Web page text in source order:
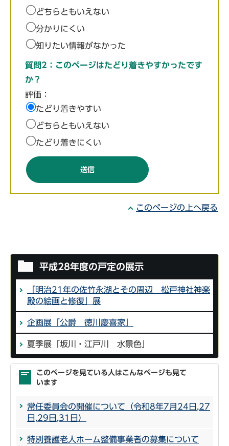
どちらともいえない
分かりにくい
知りたい情報がなかった
質問2：このページはたどり着きやすかったです
か？
評価：
たどり着きやすい
どちらともいえない
たどり着きにくい
このページの上へ戻る
平成28年度の戸定の展示
「明治21年の佐竹永湖とその周辺 松戸神社神楽
殿の絵画と修復」展
企画展「公爵 徳川慶喜家」
夏季展「坂川・江戸川 水景色」
このページを見ている人はこんなページも見て
います
常任委員会の開催について（令和8年7月24日,27
日,29日,31日）
特別養護老人ホーム整備事業者の募集について